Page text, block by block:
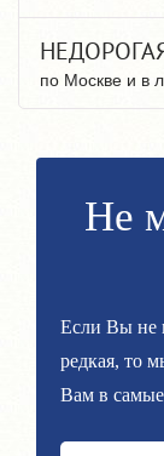
по Москве и в
Не
Если Вы не
редкая, то
Вам в